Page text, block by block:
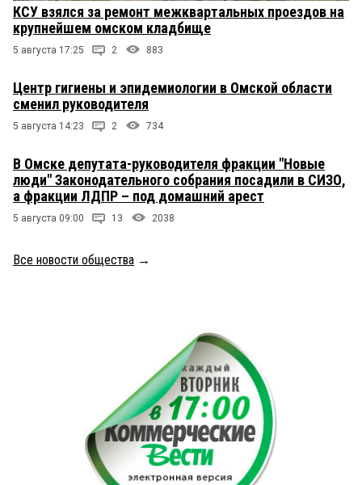
КСУ взялся за ремонт межквартальных проездов на
крупнейшем омском кладбище
5 августа 17:25 2 883
Центр гигиены и эпидемиологии в Омской области
сменил руководителя
5 августа 14:23 2 734
В Омске депутата-руководителя фракции "Новые
люди" Законодательного собрания посадили в СИЗО,
а фракции ЛДПР – под домашний арест
5 августа 09:00 13 2038
Все новости общества →